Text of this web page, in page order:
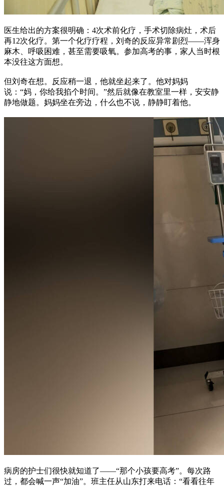
医生给出的方案很明确：4次术前化疗，手术切除病灶，术后
再12次化疗。第一个化疗疗程，刘奇的反应异常剧烈——浑身
麻木、呼吸困难，甚至需要吸氧。参加高考的事，家人当时根
本没往这方面想。
但刘奇在想。反应稍一退，他就坐起来了。他对妈妈
说：“妈，你给我掐个时间。”然后就像在教室里一样，安安静
静地做题。妈妈坐在旁边，什么也不说，静静盯着他。
病房的护士们很快就知道了——“那个小孩要高考”。每次路
过，都会喊一声“加油”。班主任从山东打来电话：“看看往年